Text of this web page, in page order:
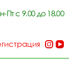
Пт с 9.00 до 18.00